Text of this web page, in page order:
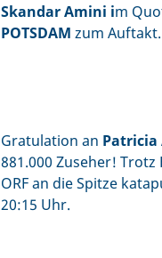
Skandar Amini im
POTSDAM zum
Gratulation an
881.000 Zuseher!
ORF an die Spitze
20:15 Uhr.